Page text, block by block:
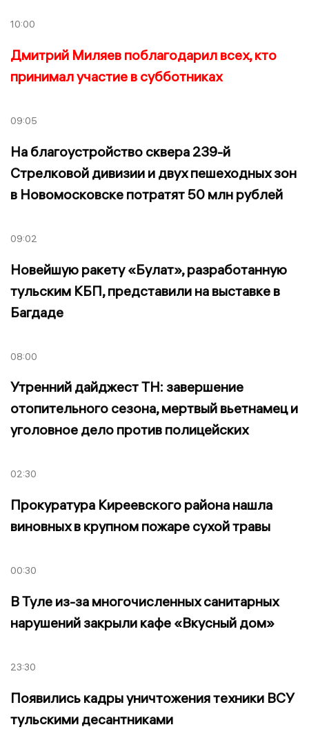
10:00
Дмитрий Миляев поблагодарил всех, кто
принимал участие в субботниках
09:05
На благоустройство сквера 239-й
Стрелковой дивизии и двух пешеходных зон
в Новомосковске потратят 50 млн рублей
09:02
Новейшую ракету «Булат», разработанную
тульским КБП, представили на выставке в
Багдаде
08:00
Утренний дайджест ТН: завершение
отопительного сезона, мертвый вьетнамец и
уголовное дело против полицейских
02:30
Прокуратура Киреевского района нашла
виновных в крупном пожаре сухой травы
00:30
В Туле из-за многочисленных санитарных
нарушений закрыли кафе «Вкусный дом»
23:30
Появились кадры уничтожения техники ВСУ
тульскими десантниками